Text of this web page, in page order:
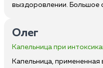
выздоровлении. Большое
Олег
Капельница при
Капельница, примененная